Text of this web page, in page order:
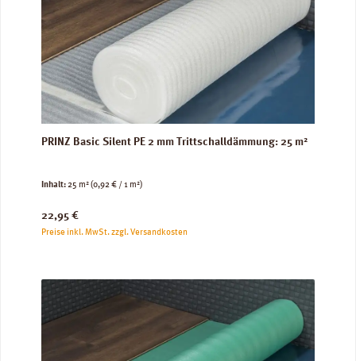
PRINZ Basic Silent PE 2 mm Trittschalldämmung: 25 m²
Inhalt:25 m²(0,92 € / 1 m²)
Regulärer Preis:
22,95 €
Preise inkl. MwSt. zzgl. Versandkosten